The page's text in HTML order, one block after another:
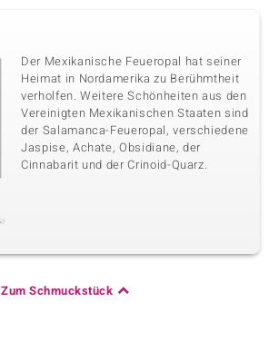
Der Mexikanische Feueropal hat seiner
Heimat in Nordamerika zu Berühmtheit
verholfen. Weitere Schönheiten aus den
Vereinigten Mexikanischen Staaten sind
der Salamanca-Feueropal, verschiedene
Jaspise, Achate, Obsidiane, der
Cinnabarit und der Crinoid-Quarz.
Zum Schmuckstück